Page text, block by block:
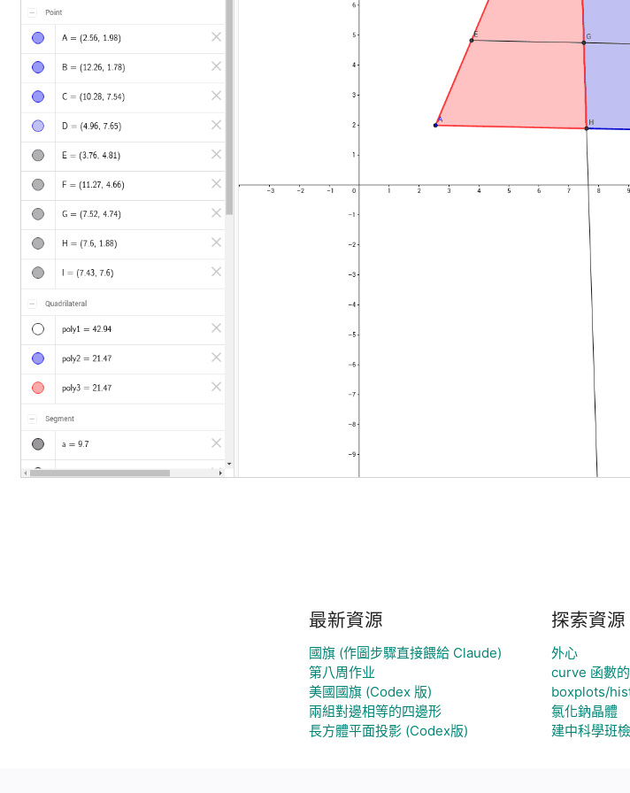
最新資源
國旗 (作圖步驟直接餵給 Claude)
第八周作业
美國國旗 (Codex 版)
兩組對邊相等的四邊形
長方體平面投影 (Codex版)
探索資源
外心
curve 函數
boxplots/
氯化鈉晶體
建中科學班